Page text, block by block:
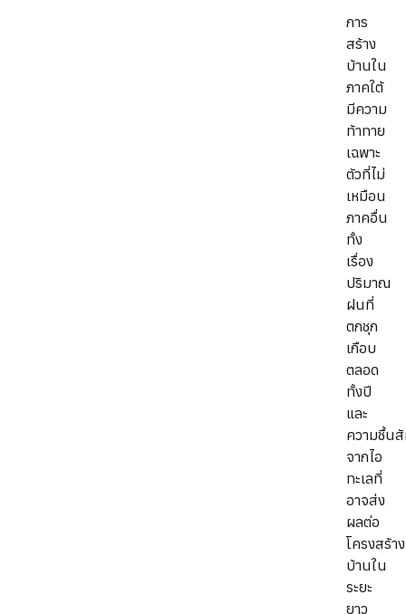
การ
สร้าง
บ้านใน
ภาคใต้
มีความ
ท้าทาย
เฉพาะ
ตัวที่ไม่
เหมือน
ภาคอื่น
ทั้ง
เรื่อง
ปริมาณ
ฝนที่
ตกชุก
เกือบ
ตลอด
ทั้งปี
และ
ความชื้น
จากไอ
ทะเลที่
อาจส่ง
ผลต่อ
โครงสร้าง
บ้านใน
ระยะ
ยาว